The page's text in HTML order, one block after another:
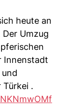
heute an
Der Umzug
Innenstadt
Türkei .